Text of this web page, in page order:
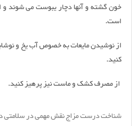
خون گشته و آنها دچار یبوست می شوند و
است.
از نوشیدن مایعات به خصوص آب یخ و
کنید.
از مصرف کشک و ماست نیز پرهیز کنید.
شناخت درست مزاج نقش مهمی در سلامتی